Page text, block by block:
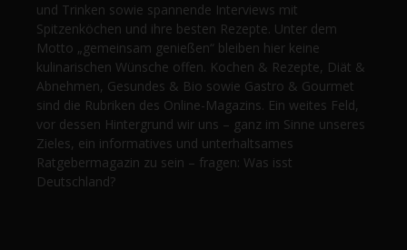
und Trinken sowie spannende Interviews mit
Spitzenköchen und ihre besten Rezepte. Unter dem
Motto „gemeinsam genießen“ bleiben hier keine
kulinarischen Wünsche offen. Kochen & Rezepte, Diät &
Abnehmen, Gesundes & Bio sowie Gastro & Gourmet
sind die Rubriken des Online-Magazins. Ein weites Feld,
vor dessen Hintergrund wir uns – ganz im Sinne unseres
Zieles, ein informatives und unterhaltsames
Ratgebermagazin zu sein – fragen: Was isst
Deutschland?